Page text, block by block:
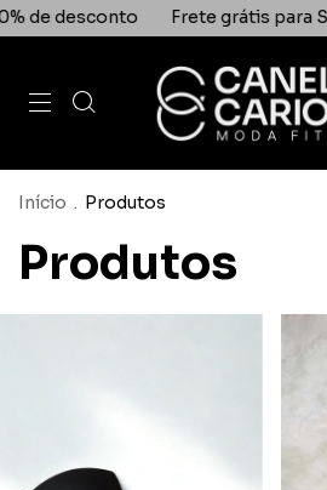
para Sul e Sudeste nas compras
Início . Produtos
Produtos